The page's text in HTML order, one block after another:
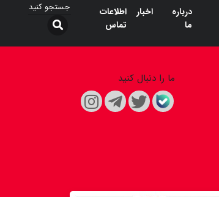
درباره
ما
اخبار
اطلاعات
تماس
ما را دنبال کنید